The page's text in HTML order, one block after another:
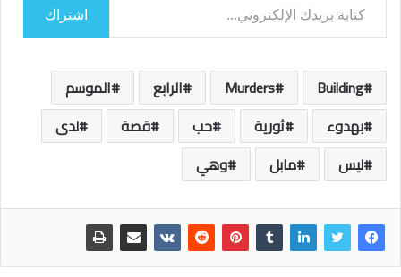
اشتراك
Building
Murders الرابع
الموسم
بهدوء
ثورية حب قصة
لدى
ليس
مابل وهي